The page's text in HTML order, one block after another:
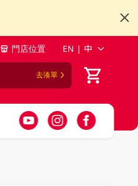
門店位置 EN | 中
去湊單